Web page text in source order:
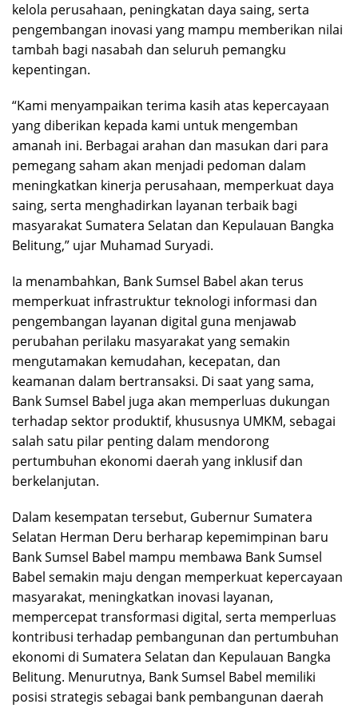
kelola perusahaan, peningkatan daya saing, serta
pengembangan inovasi yang mampu memberikan nilai
tambah bagi nasabah dan seluruh pemangku
kepentingan.
“Kami menyampaikan terima kasih atas kepercayaan
yang diberikan kepada kami untuk mengemban
amanah ini. Berbagai arahan dan masukan dari para
pemegang saham akan menjadi pedoman dalam
meningkatkan kinerja perusahaan, memperkuat daya
saing, serta menghadirkan layanan terbaik bagi
masyarakat Sumatera Selatan dan Kepulauan Bangka
Belitung,” ujar Muhamad Suryadi.
Ia menambahkan, Bank Sumsel Babel akan terus
memperkuat infrastruktur teknologi informasi dan
pengembangan layanan digital guna menjawab
perubahan perilaku masyarakat yang semakin
mengutamakan kemudahan, kecepatan, dan
keamanan dalam bertransaksi. Di saat yang sama,
Bank Sumsel Babel juga akan memperluas dukungan
terhadap sektor produktif, khususnya UMKM, sebagai
salah satu pilar penting dalam mendorong
pertumbuhan ekonomi daerah yang inklusif dan
berkelanjutan.
Dalam kesempatan tersebut, Gubernur Sumatera
Selatan Herman Deru berharap kepemimpinan baru
Bank Sumsel Babel mampu membawa Bank Sumsel
Babel semakin maju dengan memperkuat kepercayaan
masyarakat, meningkatkan inovasi layanan,
mempercepat transformasi digital, serta memperluas
kontribusi terhadap pembangunan dan pertumbuhan
ekonomi di Sumatera Selatan dan Kepulauan Bangka
Belitung. Menurutnya, Bank Sumsel Babel memiliki
posisi strategis sebagai bank pembangunan daerah